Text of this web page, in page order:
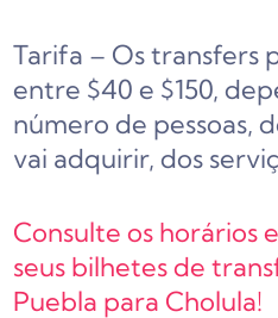
Tarifa – Os transfers
entre $40 e $150,
número de pessoas,
vai adquirir, dos
Consulte os horários
seus bilhetes de
Puebla para Cholula!